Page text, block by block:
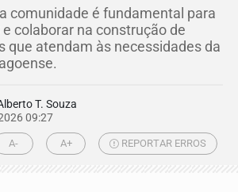
comunidade é fundamental para
colaborar na construção de
que atendam às necessidades da
T. Souza
09:27
A- A+ REPORTAR ERROS